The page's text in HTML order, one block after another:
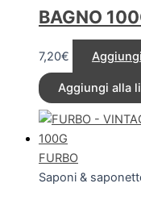
BAGNO
7,20€
Aggiungi alla
FURBO
Saponi &